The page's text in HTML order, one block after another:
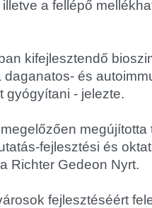
a fellépő
kifejlesztendő
és
gyógyítani - jelezte.
megújította
fejlesztési és
Richter Gedeon Nyrt.
fejlesztéséért